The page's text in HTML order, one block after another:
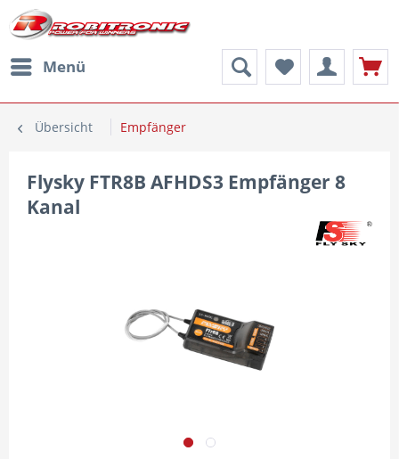
Menü
Übersicht Empfänger
Flysky FTR8B AFHDS3 Empfänger 8
Kanal